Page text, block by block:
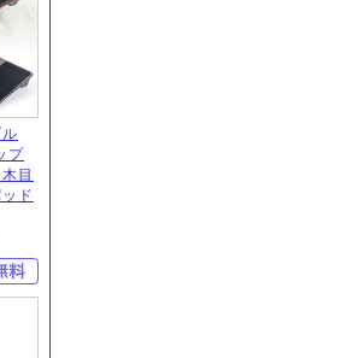
プ
目
ド